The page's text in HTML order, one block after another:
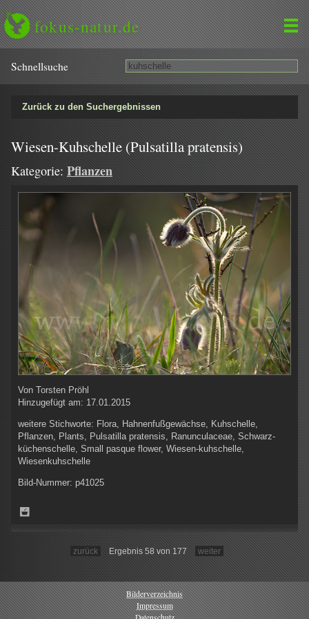
fokus-natur.de
Schnell­suche
Zurück zu den Suchergebnissen
Wiesen-Kuhschelle (Pulsatilla pratensis)
Kategorie: Pflanzen
Von Torsten Pröhl
Hinzugefügt am: 17.01.2015
weitere Stichworte: Flora, Hahnenfußgewächse, Kuhschelle,
Pflanzen, Plants, Pulsatilla pratensis, Ranunculaceae, Schwarz-
küchenschelle, Small pasque flower, Wiesen-kuhschelle,
Wiesenkuhschelle
Bild-Nummer: p41025
zurück Ergebnis 58 von 177 weiter
Bilderverzeichnis
Impressum